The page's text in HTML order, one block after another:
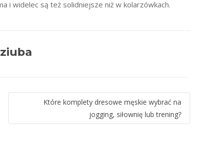
i widelec są też solidniejsze niż w kolarzówkach.
Które komplety dresowe męskie wybrać na
jogging, siłownię lub trening?